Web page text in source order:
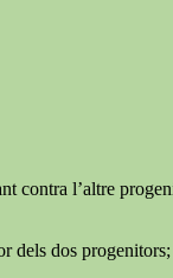
contra l’altre
dels dos